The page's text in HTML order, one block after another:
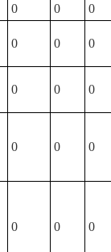
0 0
0
0 0 0
0 0 0
0 0 0
0 0 0